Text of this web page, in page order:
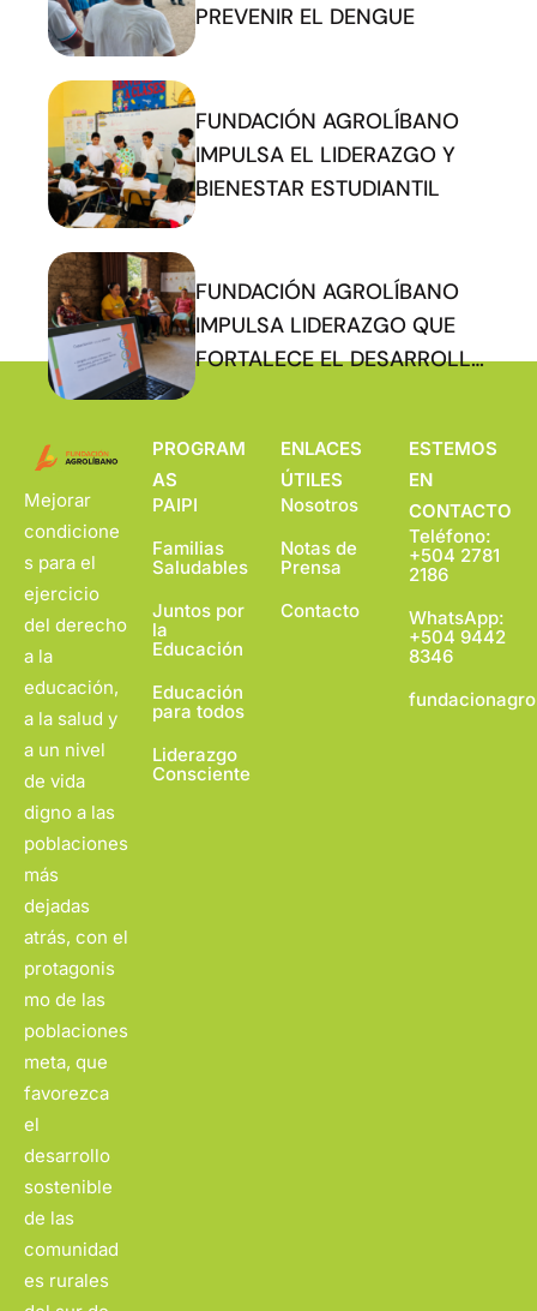
PREVENIR EL DENGUE
FUNDACIÓN AGROLÍBANO
IMPULSA EL LIDERAZGO Y
BIENESTAR ESTUDIANTIL
FUNDACIÓN AGROLÍBANO
IMPULSA LIDERAZGO QUE
FORTALECE EL DESARROLLO
Mejorar
condicione
s para el
ejercicio
del derecho
a la
educación,
a la salud y
a un nivel
de vida
digno a las
poblaciones
más
dejadas
atrás, con el
protagonis
mo de las
poblaciones
meta, que
favorezca
el
desarrollo
sostenible
de las
comunidad
es rurales
PROGRAM
AS
PAIPI
Familias
Saludables
Juntos por
la
Educación
Educación
para todos
Liderazgo
Consciente
ENLACES
ÚTILES
Nosotros
Notas de
Prensa
Contacto
ESTEMOS
EN
CONTACTO
Teléfono:
+504 2781
2186
WhatsApp:
+504 9442
8346